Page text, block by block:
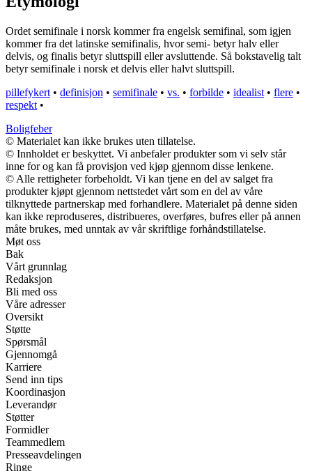
Ordet semifinale i norsk kommer fra engelsk semifinal, som igjen
kommer fra det latinske semifinalis, hvor semi- betyr halv eller
delvis, og finalis betyr sluttspill eller avsluttende. Så bokstavelig talt
betyr semifinale i norsk et delvis eller halvt sluttspill.
pillefykert • definisjon • semifinale • vs. • forbilde • idealist • flere •
respekt •
Boligfeber
© Materialet kan ikke brukes uten tillatelse.
© Innholdet er beskyttet. Vi anbefaler produkter som vi selv står
inne for og kan få provisjon ved kjøp gjennom disse lenkene.
© Alle rettigheter forbeholdt. Vi kan tjene en del av salget fra
produkter kjøpt gjennom nettstedet vårt som en del av våre
tilknyttede partnerskap med forhandlere. Materialet på denne siden
kan ikke reproduseres, distribueres, overføres, bufres eller på annen
måte brukes, med unntak av vår skriftlige forhåndstillatelse.
Møt oss
Bak
Vårt grunnlag
Redaksjon
Bli med oss
Våre adresser
Oversikt
Støtte
Spørsmål
Gjennomgå
Karriere
Send inn tips
Koordinasjon
Leverandør
Støtter
Formidler
Teammedlem
Presseavdelingen
Ringe